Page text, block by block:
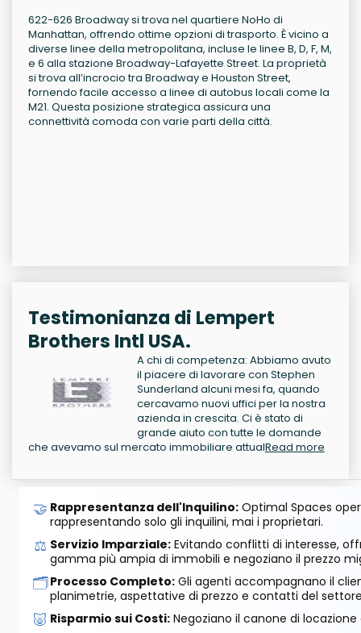
622-626 Broadway si trova nel quartiere NoHo di
Manhattan, offrendo ottime opzioni di trasporto. È vicino a
diverse linee della metropolitana, incluse le linee B, D, F, M,
e 6 alla stazione Broadway-Lafayette Street. La proprietà
si trova all’incrocio tra Broadway e Houston Street,
fornendo facile accesso a linee di autobus locali come la
M21. Questa posizione strategica assicura una
connettività comoda con varie parti della città.
Testimonianza di Lempert
Brothers Intl USA.
A chi di competenza: Abbiamo avuto
il piacere di lavorare con Stephen
Sunderland alcuni mesi fa, quando
cercavamo nuovi uffici per la nostra
azienda in crescita. Ci è stato di
grande aiuto con tutte le domande
che avevamo sul mercato immobiliare attualRead more
🤝 Rappresentanza dell'Inquilino: Optimal Spaces
rappresentando solo gli inquilini, mai i proprietari.
⚖️ Servizio Imparziale: Evitando conflitti di interesse,
gamma più ampia di immobili e negoziano il prezzo
🗂️Processo Completo: Gli agenti accompagnano il
planimetrie, aspettative di prezzo e contatti del
🐷 Risparmio sui Costi: Negoziano il canone di